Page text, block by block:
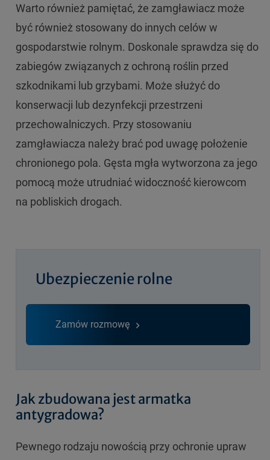
Warto również pamiętać, że zamgławiacz może
być również stosowany do innych celów w
gospodarstwie rolnym. Doskonale sprawdza się do
zabiegów związanych z ochroną roślin przed
szkodnikami lub grzybami. Może służyć do
konserwacji lub dezynfekcji przestrzeni
przechowalniczych. Przy stosowaniu
zamgławiacza należy brać pod uwagę położenie
chronionego pola. Gęsta mgła wytworzona za jego
pomocą może utrudniać widoczność kierowcom
na pobliskich drogach.
Ubezpieczenie rolne
Zamów rozmowę
Jak zbudowana jest armatka
antygradowa?
Pewnego rodzaju nowością przy ochronie upraw